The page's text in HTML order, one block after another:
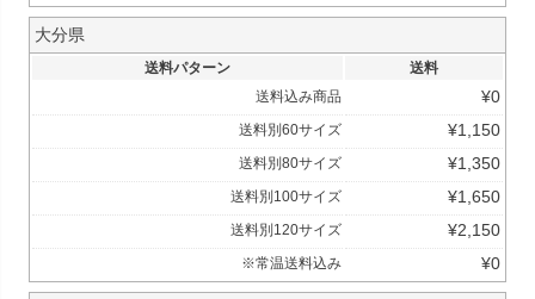
大分県
送料パターン
送料
送料込み商品
¥0
送料別60サイズ ¥1,150
送料別80サイズ ¥1,350
送料別100サイズ ¥1,650
送料別120サイズ ¥2,150
※常温送料込み ¥0